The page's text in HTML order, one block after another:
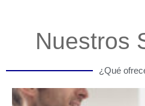
Nuestros
¿Qué